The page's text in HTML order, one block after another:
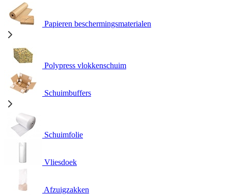
Papieren beschermingsmaterialen
Polypress vlokkenschuim
Schuimbuffers
Schuimfolie
Vliesdoek
Afzuigzakken